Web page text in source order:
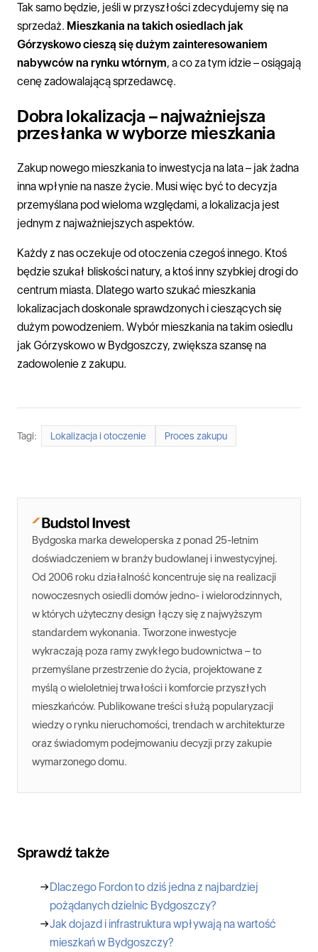
Tak samo będzie, jeśli w przyszłości zdecydujemy się na
sprzedaż. Mieszkania na takich osiedlach jak
Górzyskowo cieszą się dużym zainteresowaniem
nabywców na rynku wtórnym, a co za tym idzie – osiągają
cenę zadowalającą sprzedawcę.
Dobra lokalizacja – najważniejsza
przesłanka w wyborze mieszkania
Zakup nowego mieszkania to inwestycja na lata – jak żadna
inna wpłynie na nasze życie. Musi więc być to decyzja
przemyślana pod wieloma względami, a lokalizacja jest
jednym z najważniejszych aspektów.
Każdy z nas oczekuje od otoczenia czegoś innego. Ktoś
będzie szukał bliskości natury, a ktoś inny szybkiej drogi do
centrum miasta. Dlatego warto szukać mieszkania
lokalizacjach doskonale sprawdzonych i cieszących się
dużym powodzeniem. Wybór mieszkania na takim osiedlu
jak Górzyskowo w Bydgoszczy, zwiększa szansę na
zadowolenie z zakupu.
Tagi: Lokalizacja i otoczenie Proces zakupu
Bydgoska marka deweloperska z ponad 25-letnim
doświadczeniem w branży budowlanej i inwestycyjnej.
Od 2006 roku działalność koncentruje się na realizacji
nowoczesnych osiedli domów jedno- i wielorodzinnych,
w których użyteczny design łączy się z najwyższym
standardem wykonania. Tworzone inwestycje
wykraczają poza ramy zwykłego budownictwa – to
przemyślane przestrzenie do życia, projektowane z
myślą o wieloletniej trwałości i komforcie przyszłych
mieszkańców. Publikowane treści służą popularyzacji
wiedzy o rynku nieruchomości, trendach w architekturze
oraz świadomym podejmowaniu decyzji przy zakupie
wymarzonego domu.
Sprawdź także
→ Dlaczego Fordon to dziś jedna z najbardziej
pożądanych dzielnic Bydgoszczy?
→Jak dojazd i infrastruktura wpływają na wartość
mieszkań w Bydgoszczy?